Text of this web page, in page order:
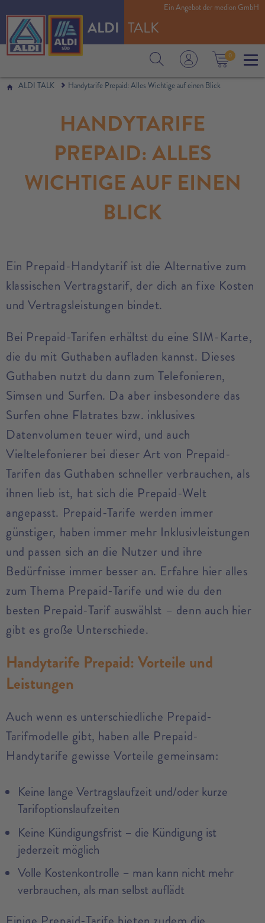
ALDI TALK
0
Ein Angebot der medion GmbH
ALDI TALK Handytarife Prepaid: Alles Wichtige auf einen Blick
HANDYTARIFE
PREPAID: ALLES
WICHTIGE AUF EINEN
BLICK
Ein Prepaid-Handytarif ist die Alternative zum
klassischen Vertragstarif, der dich an fixe Kosten
und Vertragsleistungen bindet.
Bei Prepaid-Tarifen erhältst du eine SIM-Karte,
die du mit Guthaben aufladen kannst. Dieses
Guthaben nutzt du dann zum Telefonieren,
Simsen und Surfen. Da aber insbesondere das
Surfen ohne Flatrates bzw. inklusives
Datenvolumen teuer wird, und auch
Vieltelefonierer bei dieser Art von Prepaid-
Tarifen das Guthaben schneller verbrauchen, als
ihnen lieb ist, hat sich die Prepaid-Welt
angepasst. Prepaid-Tarife werden immer
günstiger, haben immer mehr Inklusivleistungen
und passen sich an die Nutzer und ihre
Bedürfnisse immer besser an. Erfahre hier alles
zum Thema Prepaid-Tarife und wie du den
besten Prepaid-Tarif auswählst – denn auch hier
gibt es große Unterschiede.
Handytarife Prepaid: Vorteile und
Leistungen
Auch wenn es unterschiedliche Prepaid-
Tarifmodelle gibt, haben alle Prepaid-
Handytarife gewisse Vorteile gemeinsam:
Keine lange Vertragslaufzeit und/oder kurze
Tarifoptionslaufzeiten
Keine Kündigungsfrist – die Kündigung ist
jederzeit möglich
Volle Kostenkontrolle – man kann nicht mehr
verbrauchen, als man selbst auflädt